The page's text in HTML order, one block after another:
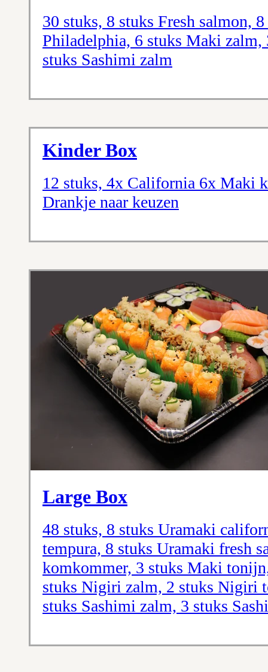
30 stuks, 8 stuks Fresh salmon,
Philadelphia, 6 stuks Maki
stuks Sashimi zalm
Kinder Box
12 stuks, 4x California 6x Maki
Drankje naar keuzen
Large Box
48 stuks, 8 stuks Uramaki
tempura, 8 stuks Uramaki fresh
komkommer, 3 stuks Maki
stuks Nigiri zalm, 2 stuks Nigiri
stuks Sashimi zalm, 3 stuks